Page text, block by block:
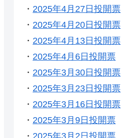
・ 2025年4月27日投開票
・ 2025年4月20日投開票
・ 2025年4月13日投開票
・ 2025年4月6日投開票
・ 2025年3月30日投開票
・ 2025年3月23日投開票
・ 2025年3月16日投開票
・ 2025年3月9日投開票